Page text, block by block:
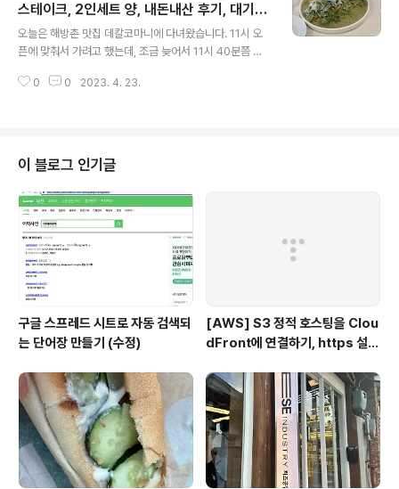
2층에 창문 뚫린 6인석자리가 명당자리 같았는데 저희는
5명이라 그 자리에 앉지는 못했어요 ㅠㅠ 근처 지나가기만
해도 폭립 냄새가 솔솔납니다... ㅋㅋㅋ 버뮤다삼각지 메뉴
메뉴 가격 폭립 플래터 41,800원 폭립플래터 주니어 31,0
00원 버뮤다 매콤 엔칠라다 17,000원 신용산 퀘사디아 1
스테이크, 2인세트 양, 내돈내산 후기, 대기시
간, 메뉴판, 영업시간
오늘은 해방촌 맛집 데칼코마니에 다녀왔습니다. 11시 오
픈에 맞춰서 가려고 했는데, 조금 늦어서 11시 40분쯤 도
아직 많지 않더라구요. 테이블은 5개 정도밖에 안되는데,
ast order 20:00) 월요일 휴무 데칼코마니 메뉴 팜스플
랜 돼지고기 수비드 스테이크 - 26,900원 시금치 바질페
스토 파스타 - 17,900원 한우 화이트 라구 파스타 - 18,9
00원 의성마늘 꿀대구 - 9,900원 그리고 이 메뉴들의 조
합으로 2인, 3인, 4인세트..
0 0 2023. 4. 23.
이 블로그 인기글
구글 스프레드 시트로 자동 검색되
는 단어장 만들기 (수정)
[AWS] S3 정적 호스팅을 Clou
dFront에 연결하기, https 설